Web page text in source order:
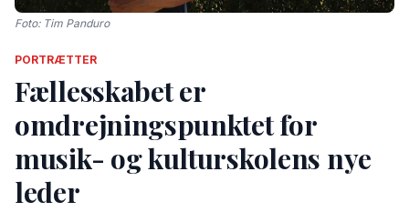
Foto: Tim Panduro
PORTRÆTTER
Fællesskabet er
omdrejningspunktet for
musik- og kulturskolens nye
leder